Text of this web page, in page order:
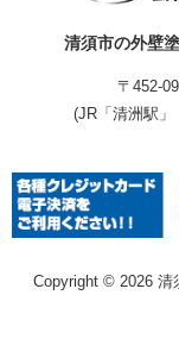
清須市の外壁
〒452-
(JR「清洲駅
Copyright © 2026 清